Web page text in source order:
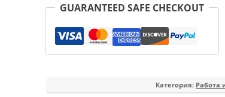
GUARANTEED SAFE CHECKOUT
Категория: Работа